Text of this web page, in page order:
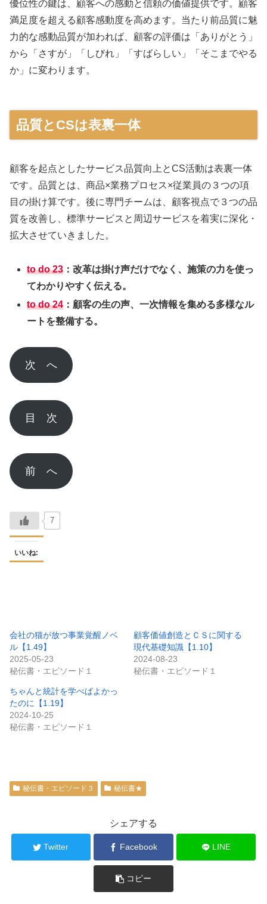
優位性の鍵は、顧客への感動と信頼の価値提供です。顧客
満足度を超える顧客感動度を高めます。当たり前品質に魅
力的な感動品質が加われば、顧客の評価は「ありがとう」
から「さすが」「しびれ」「すばらしい」「そこまでやる
か」に変わります。
品質とCSは表裏一体
顧客を起点としたサービス品質向上とCS活動は表裏一体
です。品質とは、商品×業務プロセス×従業員の３つの項
目の掛け算です。後に専門チームは、顧客視点で３つの品
質を改善し、標準サービスと周辺サービスを着実に深化・
拡大させていきました。
to do 23 ：改革は掛け声だけでなく、施策の力を使っ
てわかりやすく伝える。
to do 24 ：顧客の生の声、一次情報を集める多様なル
ートを整備する。
次 へ
目 次
前 へ
7
いいね:
会社の猫が放つ事業覚醒ノベ
ル【1.49】
2025-05-23
秘伝書・エピソード１
顧客価値創造とＣＳに関する
現代基礎知識【1.10】
2024-08-23
秘伝書・エピソード１
ちゃんと統計を学べばよかっ
たのに【1.19】
2024-10-25
秘伝書・エピソード１
秘伝書・エピソード３ 秘伝書★
シェアする
Twitter Facebook LINE
コピー